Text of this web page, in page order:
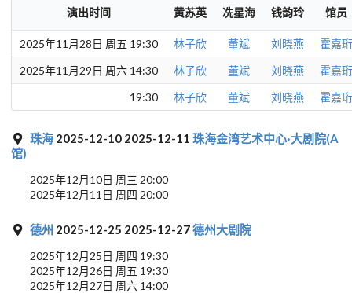
演出时间 黄苏英 冼星海 钱韵玲 馆员
2025年11月28日 周五 19:30 林子欣 董斌 刘晓燕
霍嘉珩
2025年11月29日 周六 14:30
林子欣 董斌 刘晓燕
霍嘉珩
19:30
林子欣 董斌 刘晓燕 霍嘉珩
珠海 2025-12-10 2025-12-11珠海金湾艺术中心·大剧院(A
馆)
2025年12月10日 周三 20:00
2025年12月11日 周四 20:00
德州 2025-12-25 2025-12-27德州大剧院
2025年12月25日 周四 19:30
2025年12月26日 周五 19:30
2025年12月27日 周六 14:00